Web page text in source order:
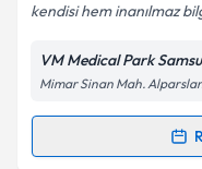
Kişisel
Metni'ni
kapsamda
kendisi hem inanılmaz
VM Medical Park
Mimar Sinan Mah. Alparslan
Randevu